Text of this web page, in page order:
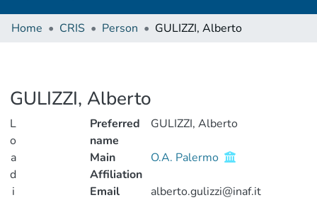
Home CRIS Person GULIZZI, Alberto
GULIZZI, Alberto
L
o
a
d
i
Preferred
name
GULIZZI, Alberto
Main
Affiliation
O.A. Palermo
Email
alberto.gulizzi@inaf.it